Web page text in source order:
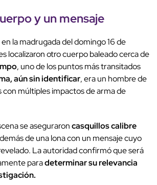
y un mensaje
la madrugada del domingo 16 de
localizaron otro cuerpo baleado cerca de
, uno de los puntos más transitados
aún sin identificar, era un hombre de
con múltiples impactos de arma de
se aseguraroncasquillos calibre
de una lona con un mensaje cuyo
La autoridad confirmó que será
paradeterminar su relevancia